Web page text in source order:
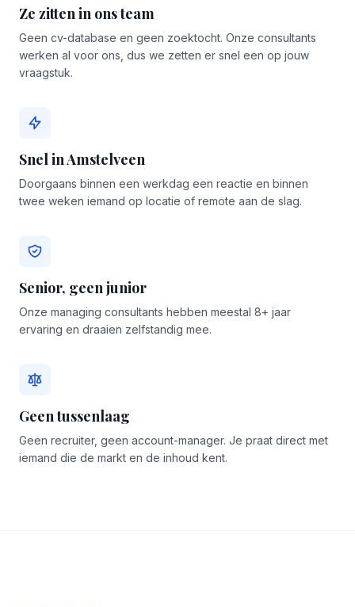
Ze zitten in ons team
Geen cv-database en geen zoektocht. Onze consultants
werken al voor ons, dus we zetten er snel een op jouw
vraagstuk.
Snel in Amstelveen
Doorgaans binnen een werkdag een reactie en binnen
twee weken iemand op locatie of remote aan de slag.
Senior, geen junior
Onze managing consultants hebben meestal 8+ jaar
ervaring en draaien zelfstandig mee.
Geen tussenlaag
Geen recruiter, geen account-manager. Je praat direct met
iemand die de markt en de inhoud kent.